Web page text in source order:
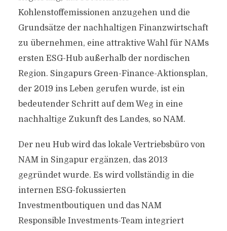
Kohlenstoffemissionen anzugehen und die
Grundsätze der nachhaltigen Finanzwirtschaft
zu übernehmen, eine attraktive Wahl für NAMs
ersten ESG-Hub außerhalb der nordischen
Region. Singapurs Green-Finance-Aktionsplan,
der 2019 ins Leben gerufen wurde, ist ein
bedeutender Schritt auf dem Weg in eine
nachhaltige Zukunft des Landes, so NAM.
Der neu Hub wird das lokale Vertriebsbüro von
NAM in Singapur ergänzen, das 2013
gegründet wurde. Es wird vollständig in die
internen ESG-fokussierten
Investmentboutiquen und das NAM
Responsible Investments-Team integriert